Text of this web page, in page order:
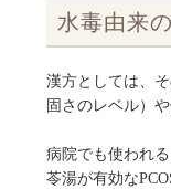
水毒由来
漢方としては、
固さのレベル）
病院でも使われ
苓湯が有効な